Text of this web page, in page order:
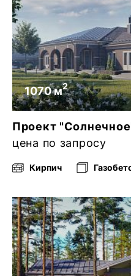
1070 м2
Проект
цена по запросу
Кирпич